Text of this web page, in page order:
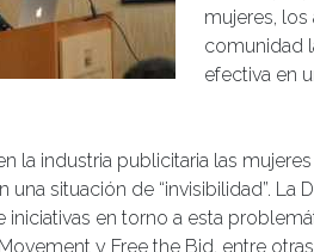
mujeres,
comunidad
efectiva en
la industria publicitaria las
una situación de “invisibilidad”.
en torno a esta
y Free the Bid, entre